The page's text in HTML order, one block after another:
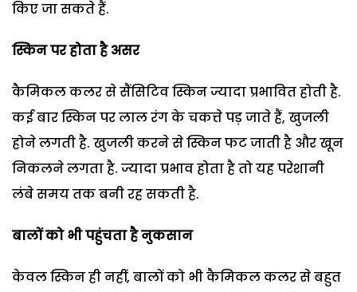
किए जा सकते हैं.
स्किन पर होता है असर
कैमिकल कलर से सैंसिटिव स्किन ज्यादा प्रभावित होती है.
कई बार स्किन पर लाल रंग के चकत्ते पड़ जाते हैं, खुजली
होने लगती है. खुजली करने से स्किन फट जाती है और खून
निकलने लगता है. ज्यादा प्रभाव होता है तो यह परेशानी
लंबे समय तक बनी रह सकती है.
बालों को भी पहुंचता है नुकसान
केवल स्किन ही नहीं, बालों को भी कैमिकल कलर से बहुत